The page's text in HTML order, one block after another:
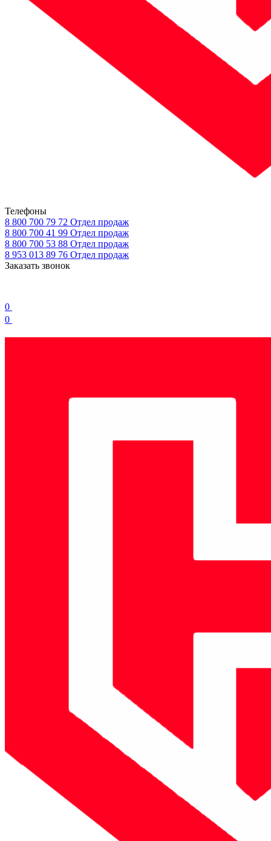
Телефоны
8 800 700 79 72 Отдел продаж
8 800 700 41 99 Отдел продаж
8 800 700 53 88 Отдел продаж
8 953 013 89 76 Отдел продаж
Заказать звонок
0
0